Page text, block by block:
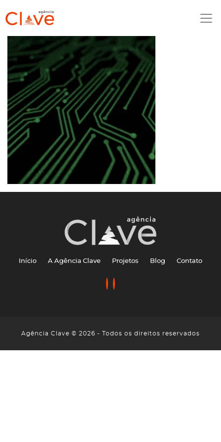
Início A Agência Clave Projetos Blog Contato
Agência Clave © 2026 - Todos os direitos reservados